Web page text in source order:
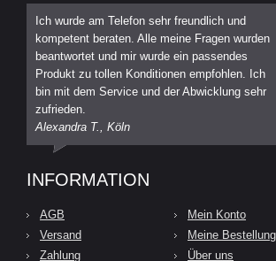
Ich wurde am Telefon sehr freundlich und
kompetent beraten. Alle meine Fragen wurden
beantwortet und mir wurde ein passendes
Produkt zu tollen Konditionen empfohlen. Ich
bin mit dem Service und der Abwicklung sehr
zufrieden.
Alexandra T., Köln
INFORMATION
AGB
Versand
Zahlung
Mein Konto
Meine
Über uns